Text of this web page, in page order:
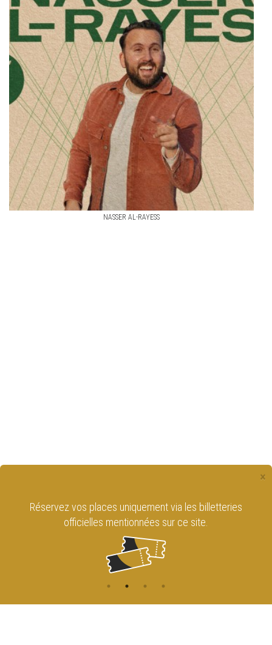
NASSER AL-RAYESS
×
Réservez vos places uniquement via les billetteries
officielles mentionnées sur ce site.